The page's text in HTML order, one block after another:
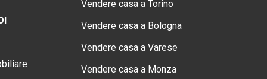
Vendere casa a Torino
Vendere casa a Bologna
Vendere casa a Varese
Vendere casa a Monza